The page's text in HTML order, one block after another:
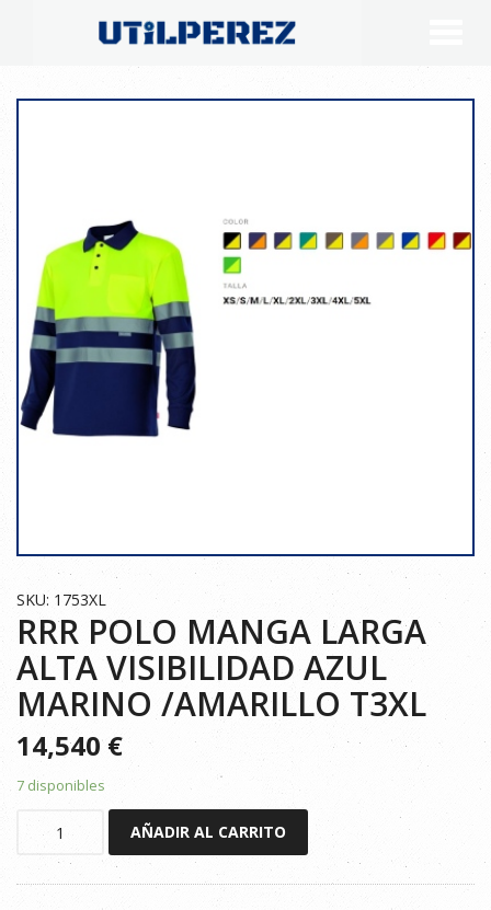
SKU: 1753XL
RRR POLO MANGA LARGA
ALTA VISIBILIDAD AZUL
MARINO /AMARILLO T3XL
14,540€
7 disponibles
AÑADIR AL CARRITO